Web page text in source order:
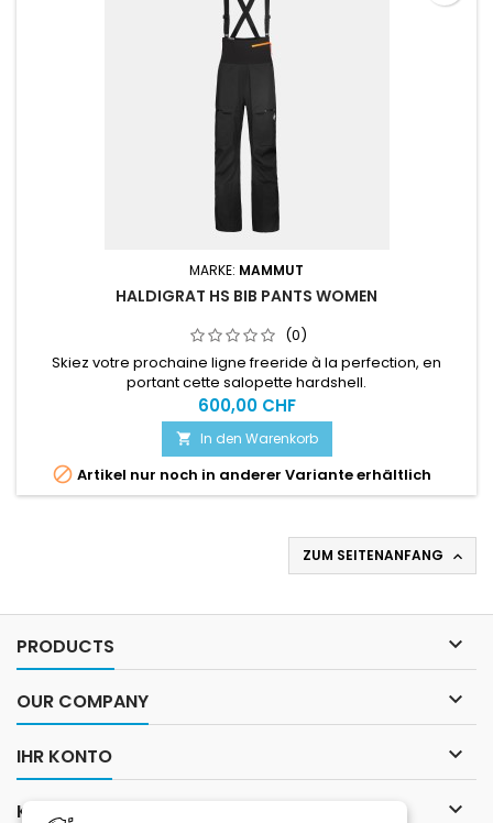
MARKE: MAMMUT
HALDIGRAT HS BIB PANTS WOMEN
(0)
Skiez votre prochaine ligne freeride à la perfection, en
portant cette salopette hardshell.
600,00 CHF
 In den Warenkorb
 Artikel nur noch in anderer Variante erhältlich
ZUM SEITENANFANG 
PRODUCTS 
OUR COMPANY 
IHR KONTO 
KONTAKT 